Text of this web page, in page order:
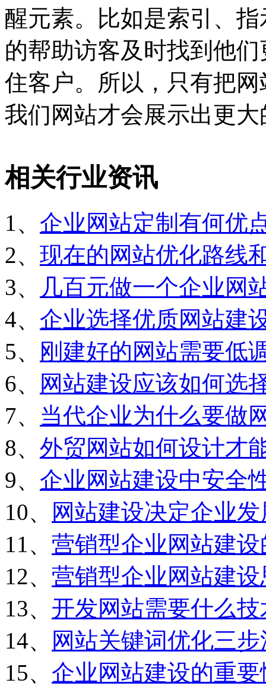
醒元素。比如是索引、
的帮助访客及时找到他
住客户。所以，只有把
我们网站才会展示出更
相关行业资讯
1、 企业网站定制有何优
2、 现在的网站优化路线
3、
几百元做一个企业网
4、 企业选择优质网站建
5、
刚建好的网站需要低
6、
网站建设应该如何选
7、 当代企业为什么要做
8、 外贸网站如何设计才
9、 企业网站建设中安全
10、
网站建设决定企业
11、 营销型企业网站建
12、 营销型企业网站建设
13、 开发网站需要什么技
14、
网站关键词优化三步
15、 企业网站建设的重要